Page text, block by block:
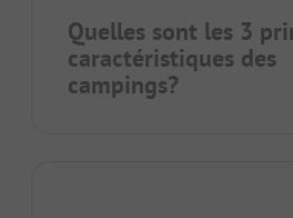
Quelles sont les 3
caractéristiques des
campings?